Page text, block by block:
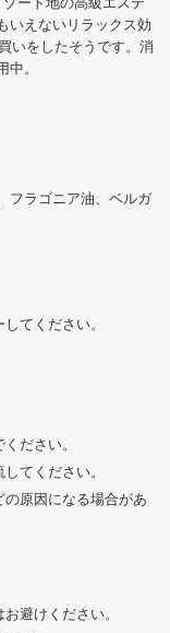
ート地の高級エステ
いえないリラックス効
いをしたそうです。消
中。
フラゴニア油、ベルガ
てください。
ださい。
てください。
原因になる場合があ
避けください。